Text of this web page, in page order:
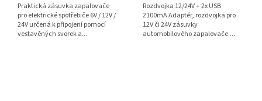
Praktická zásuvka zapalovače
pro elektrické spotřebiče 6V / 12V /
24V určená k připojení pomocí
vestavěných svorek a...
Rozdvojka 12/24V + 2x USB
2100mA Adaptér, rozdvojka pro
12V či 24V zásuvky
automobilového zapalovače....